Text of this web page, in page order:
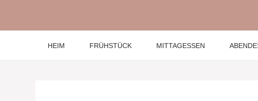
content
HEIM FRÜHSTÜCK MITTAGESSEN